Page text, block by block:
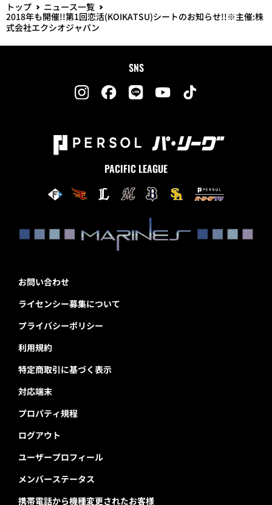
トップ
ニュース一覧
2018年も開催!!第1回恋活(KOIKATSU)シートのお知らせ!!※主催:株
式会社エクシオジャパン
SNS
PACIFIC LEAGUE
お問い合わせ
ライセンシー募集について
プライバシーポリシー
利用規約
特定商取引に基づく表示
対応端末
プロパティ規程
ログアウト
ユーザープロフィール
メンバーステータス
携帯電話から機種変更されたお客様